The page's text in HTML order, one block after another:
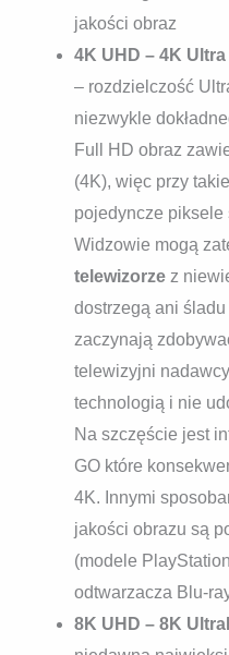
jakości obraz
4K UHD – 4K Ultra
– rozdzielczość
niezwykle
Full HD obraz
(4K), więc przy
pojedyncze piksele
Widzowie mogą
telewizorze z
dostrzegą ani
zaczynają
telewizyjni
technologią i nie
Na szczęście jest
GO które
4K. Innymi
jakości obrazu są
(modele
odtwarzacza Blu-
8K UHD – 8K